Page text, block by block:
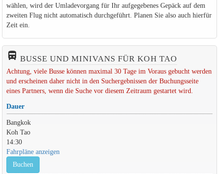
wählen, wird der Umladevorgang für Ihr aufgegebenes Gepäck auf dem
zweiten Flug nicht automatisch durchgeführt. Planen Sie also auch hierfür
Zeit ein.
directions_bus_filled BUSSE UND MINIVANS FÜR KOH TAO
Achtung, viele Busse können maximal 30 Tage im Voraus gebucht werden
und erscheinen daher nicht in den Suchergebnissen der Buchungsseite
eines Partners, wenn die Suche vor diesem Zeitraum gestartet wird.
Dauer
Bangkok
Koh Tao
14:30
Fahrpläne anzeigen
Buchen